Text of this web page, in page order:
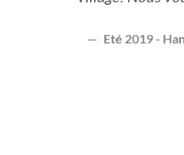
Eté 2019 -